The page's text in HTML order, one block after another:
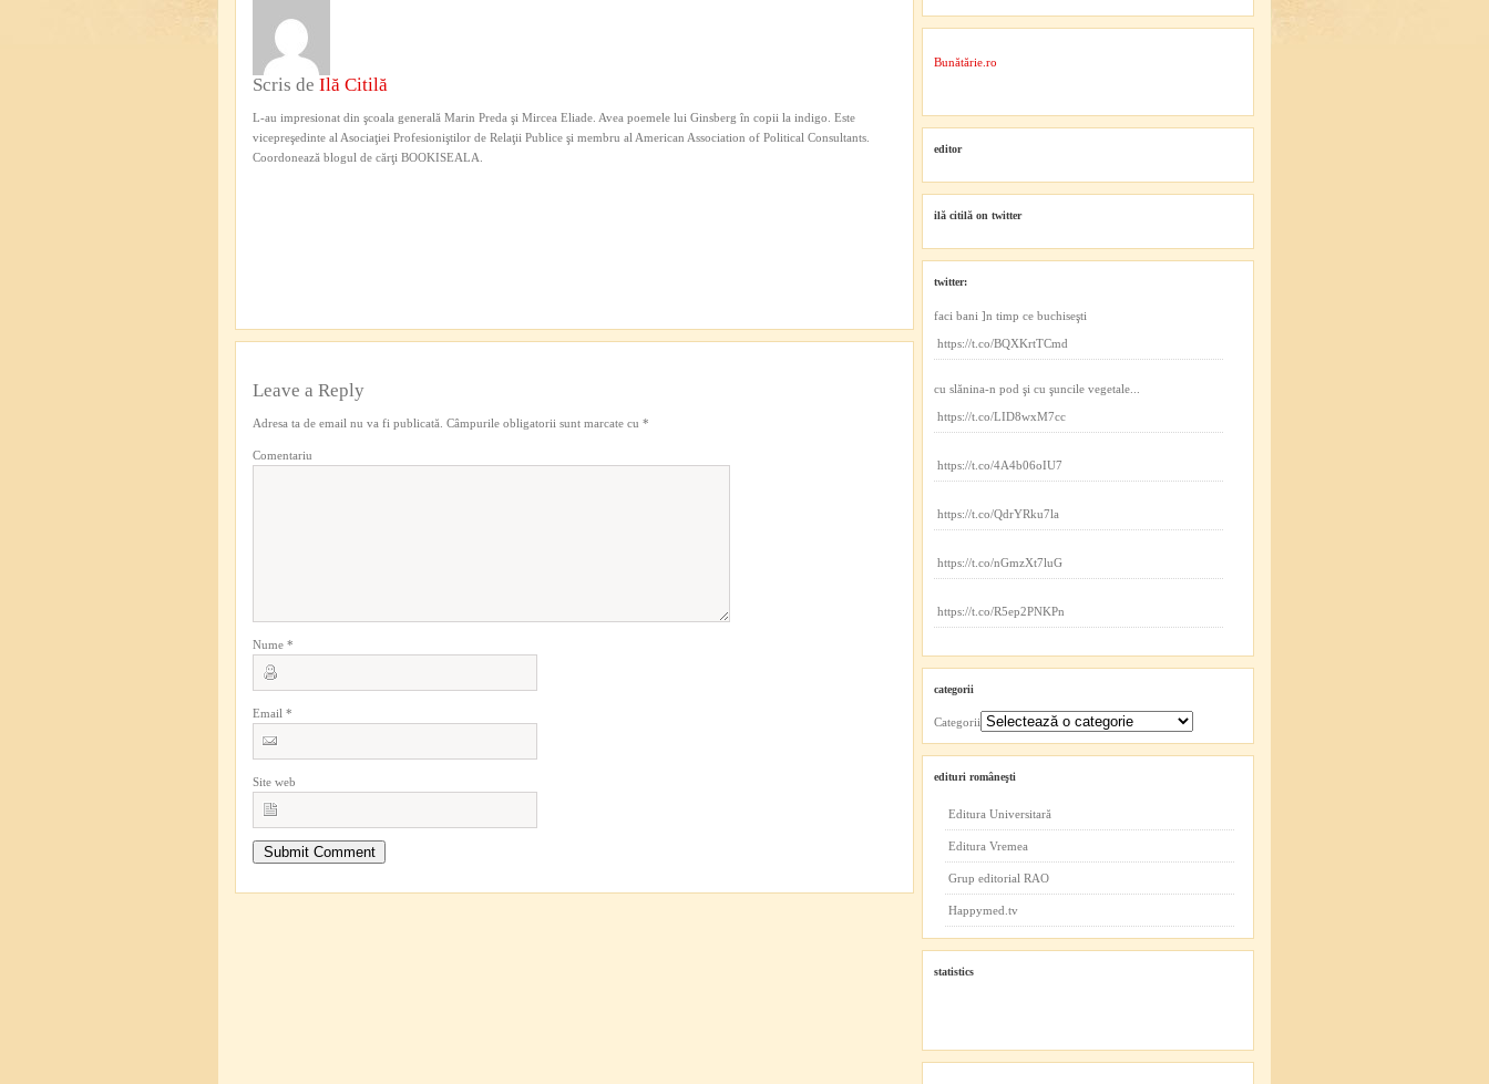
Scris de Ilă Citilă
L-au impresionat din şcoala generală Marin Preda şi Mircea Eliade. Avea poemele lui Ginsberg în copii la indigo. Este
vicepreşedinte al Asociaţiei Profesioniştilor de Relaţii Publice şi membru al American Association of Political Consultants.
Coordonează blogul de cărţi BOOKISEALA.
Leave a Reply
Adresa ta de email nu va fi publicată. Câmpurile obligatorii sunt marcate cu *
Comentariu
Nume *
Email *
Site web
Bunătărie.ro
editor
ilă citilă on twitter
twitter:
faci bani ]n timp ce buchiseşti
https://t.co/BQXKrtTCmd
cu slănina-n pod şi cu şuncile vegetale...
https://t.co/LID8wxM7cc
https://t.co/4A4b06oIU7
https://t.co/QdrYRku7la
https://t.co/nGmzXt7luG
https://t.co/R5ep2PNKPn
categorii
Categorii
edituri româneşti
Editura Universitară
Editura Vremea
Grup editorial RAO
Happymed.tv
statistics